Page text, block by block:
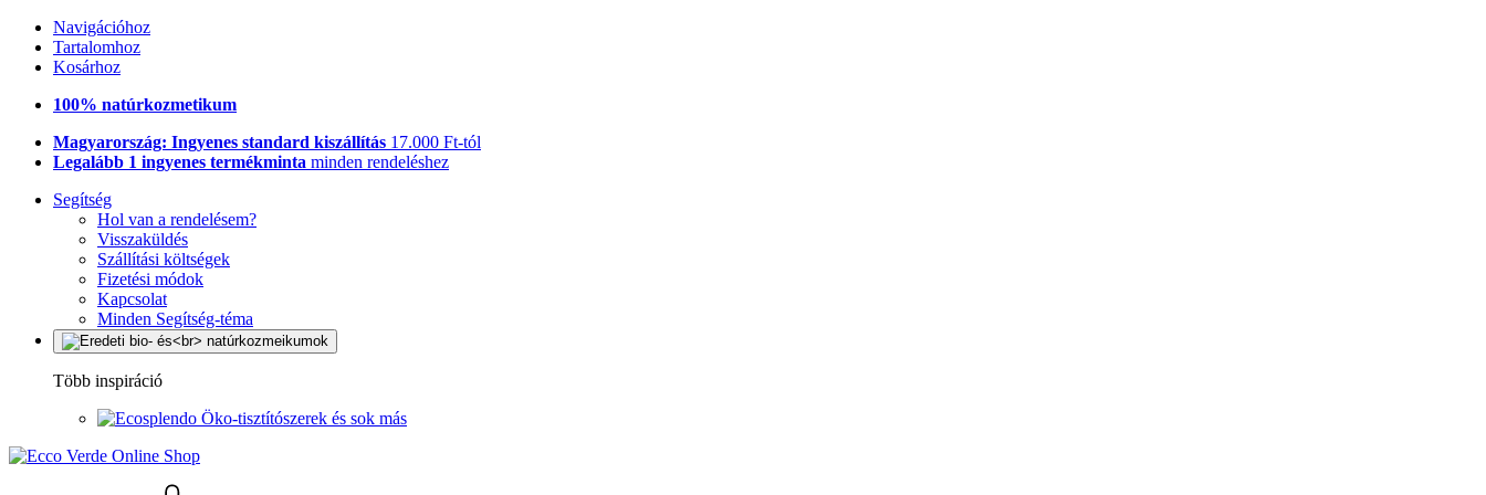
Navigációhoz
Tartalomhoz
Kosárhoz
100% natúrkozmetikum
Magyarország: Ingyenes standard kiszállítás 17.000 Ft-tól
Legalább 1 ingyenes termékminta minden rendeléshez
Segítség
Hol van a rendelésem?
Visszaküldés
Szállítási költségek
Fizetési módok
Kapcsolat
Minden Segítség-téma
Több inspiráció
Öko-tisztítószerek és sok más